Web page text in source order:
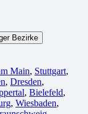
Bezirke
Main, Stuttgart,
, Dresden,
, Bielefeld⁠,
, Wiesbaden⁠,